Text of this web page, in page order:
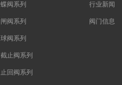
蝶阀系列
闸阀系列
球阀系列
截止阀系列
止回阀系列
行业新闻
阀门信息